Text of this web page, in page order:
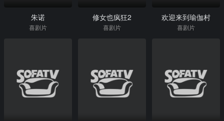
朱诺
喜剧片
修女也疯狂2
喜剧片
欢迎来到瑜伽村
喜剧片